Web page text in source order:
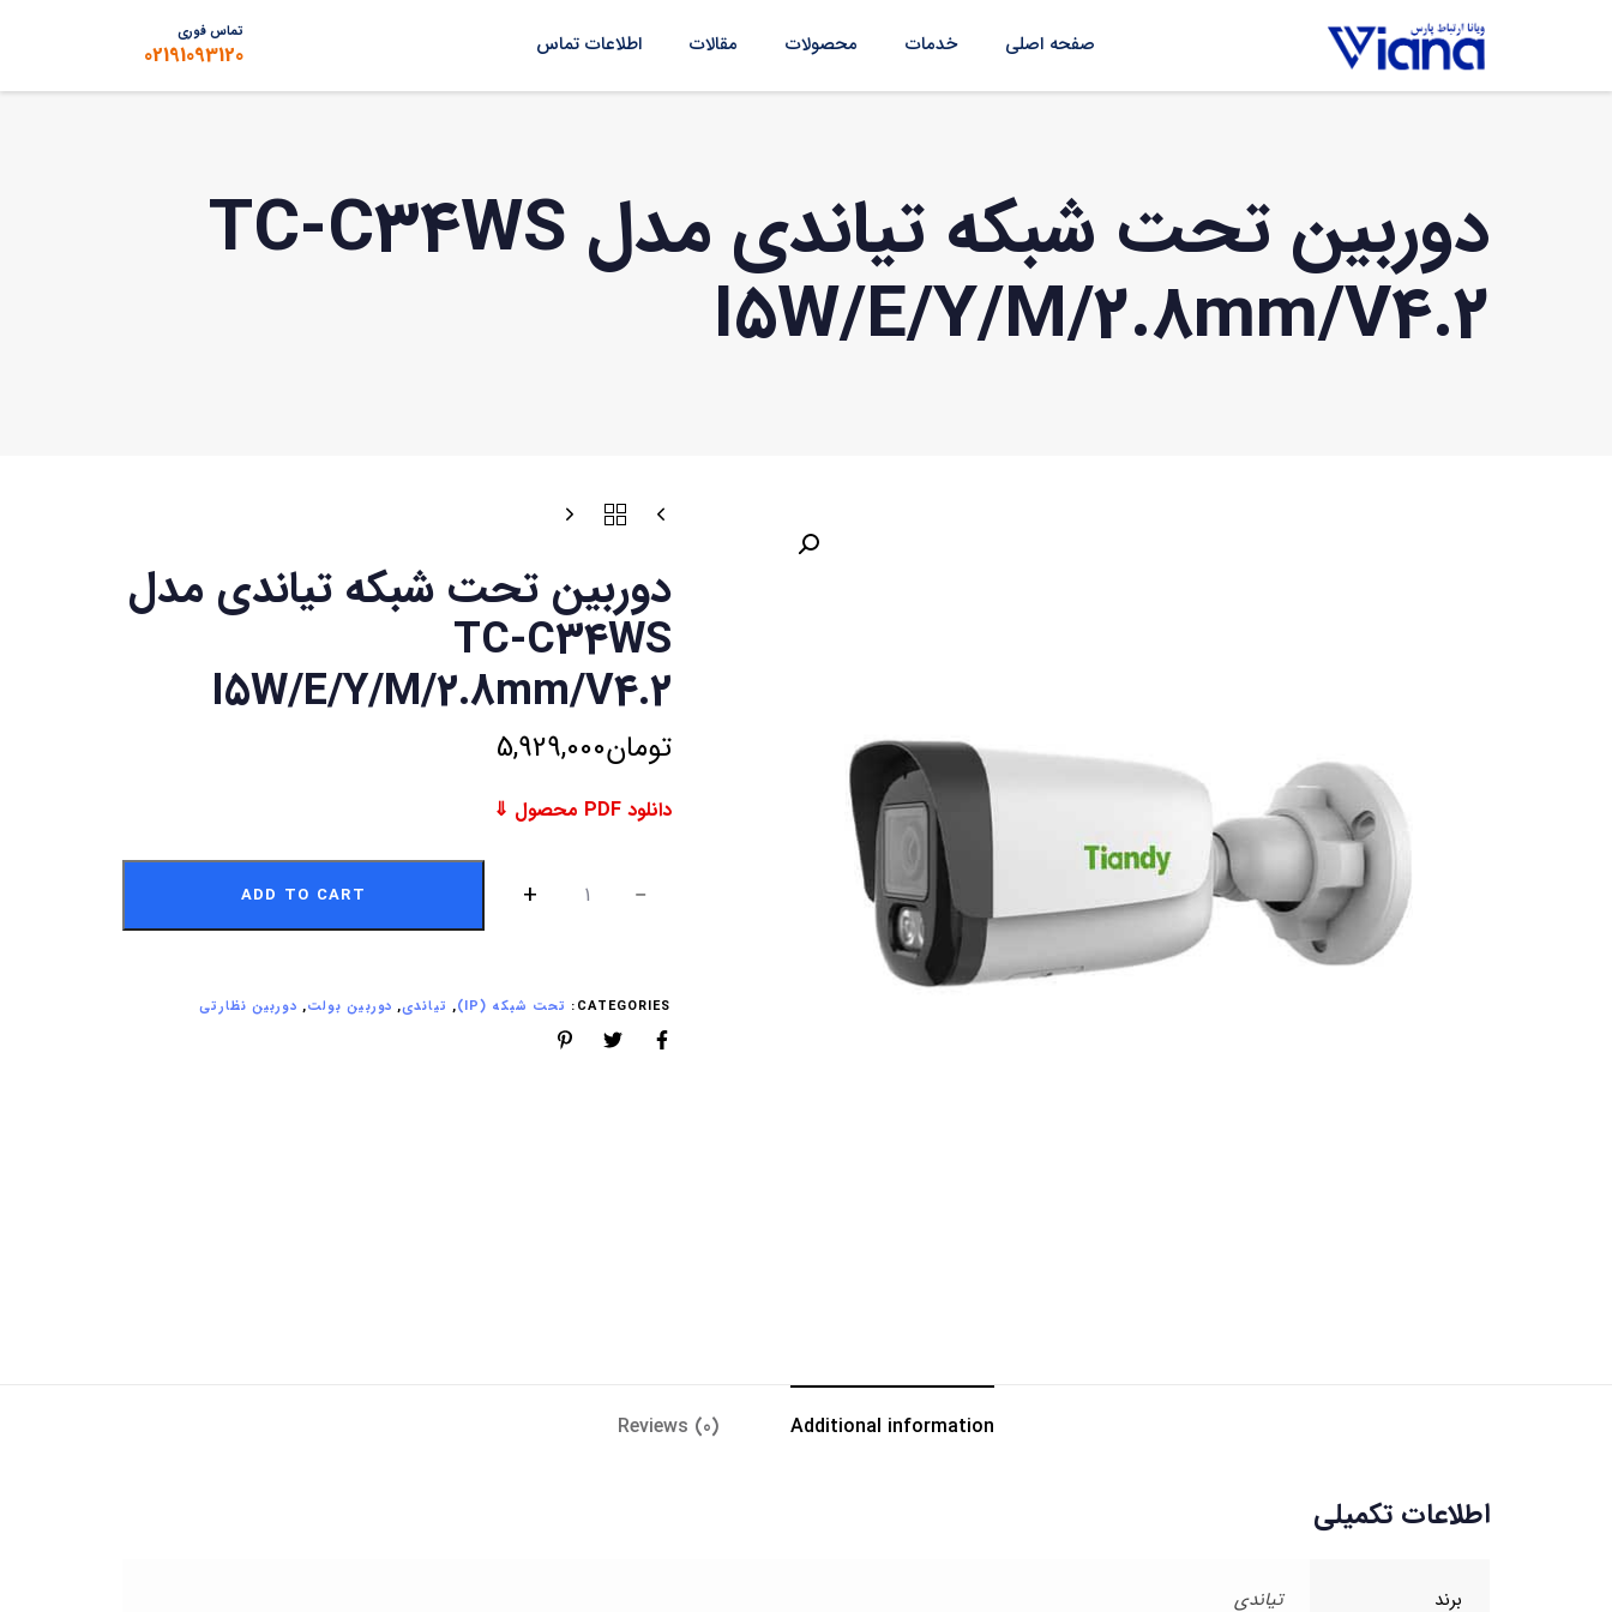
صفحه اصلی خدمات محصولات مقالات اطلاعات تماس تماس فوری
02191093120
دوربین تحت شبکه تیاندی مدل TC-C34WS
I5W/E/Y/M/2.8mm/V4.2
دوربین تحت شبکه تیاندی مدل
TC-C34WS
I5W/E/Y/M/2.8mm/V4.2
تومان5,929,000
دانلود PDF محصول ⇓
ADD TO CART
CATEGORIES: تحت شبکه (IP) , تیاندی, دوربین بولت, دوربین نظارتی
Additional information
Reviews (0)
اطلاعات تکمیلی
برند تیاندی